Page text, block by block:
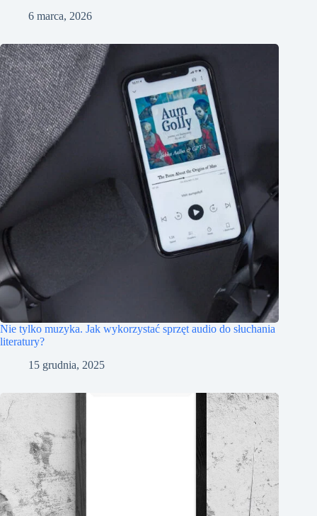
6 marca, 2026
Nie tylko muzyka. Jak wykorzystać sprzęt audio do słuchania
literatury?
15 grudnia, 2025